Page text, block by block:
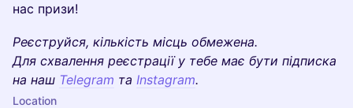
нас призи!
Реєструйся, кількість місць обмежена.
Для схвалення реєстрації у тебе має бути підписка
на наш Telegram та Instagram.
Location